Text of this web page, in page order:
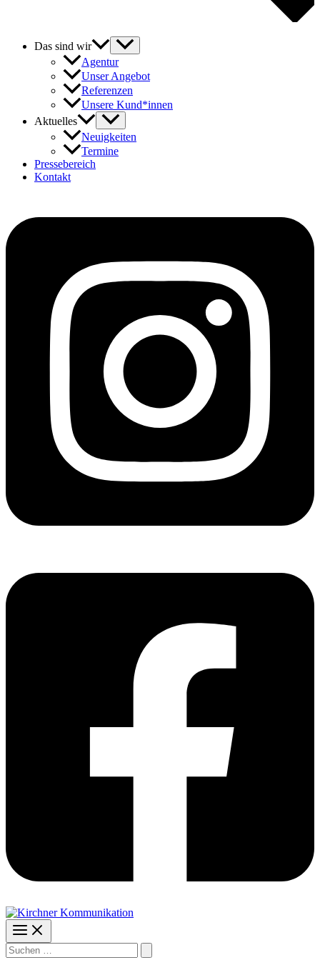
Das sind wir
Agentur
Unser Angebot
Referenzen
Unsere Kund*innen
Aktuelles
Neuigkeiten
Termine
Pressebereich
Kontakt
Suchen